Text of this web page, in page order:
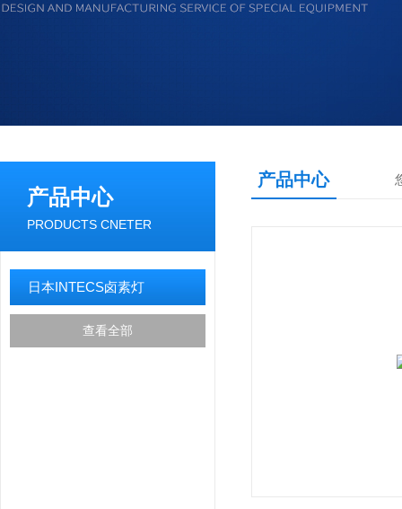
产品中心
PRODUCTS CNETER
日本INTECS卤素灯
查看全部
产品中心